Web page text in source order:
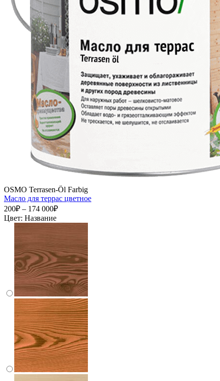
OSMO Terrasen-Öl Farbig
Масло для террас цветное
200₽ – 174 000₽
Цвет: Название